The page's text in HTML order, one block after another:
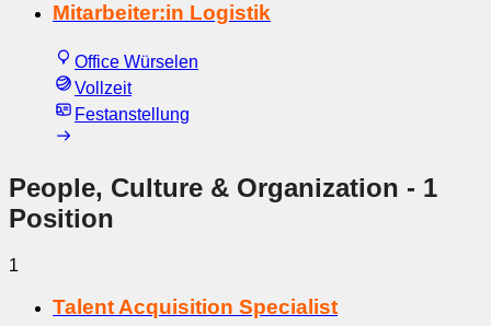
Mitarbeiter:in Logistik
Office Würselen
Vollzeit
Festanstellung
People, Culture & Organization - 1
Position
1
Talent Acquisition Specialist